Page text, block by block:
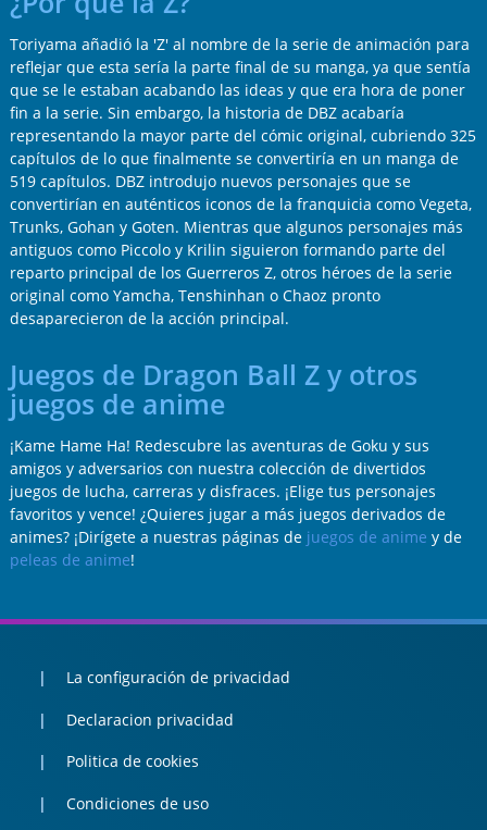
Toriyama añadió la 'Z' al nombre de la serie de animación para
reflejar que esta sería la parte final de su manga, ya que sentía
que se le estaban acabando las ideas y que era hora de poner
fin a la serie. Sin embargo, la historia de DBZ acabaría
representando la mayor parte del cómic original, cubriendo 325
capítulos de lo que finalmente se convertiría en un manga de
519 capítulos. DBZ introdujo nuevos personajes que se
convertirían en auténticos iconos de la franquicia como Vegeta,
Trunks, Gohan y Goten. Mientras que algunos personajes más
antiguos como Piccolo y Krilin siguieron formando parte del
reparto principal de los Guerreros Z, otros héroes de la serie
original como Yamcha, Tenshinhan o Chaoz pronto
desaparecieron de la acción principal.
Juegos de Dragon Ball Z y otros
juegos de anime
¡Kame Hame Ha! Redescubre las aventuras de Goku y sus
amigos y adversarios con nuestra colección de divertidos
juegos de lucha, carreras y disfraces. ¡Elige tus personajes
favoritos y vence! ¿Quieres jugar a más juegos derivados de
animes? ¡Dirígete a nuestras páginas de juegos de anime y de
peleas de anime!
La configuración de privacidad
Declaracion privacidad
Politica de cookies
Condiciones de uso